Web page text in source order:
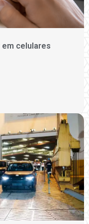
em celulares